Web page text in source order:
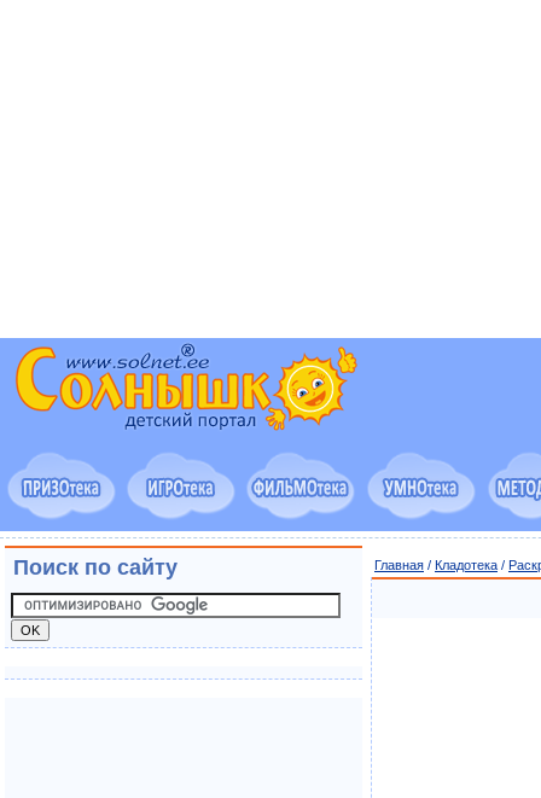
Главная / Кладотека /
Поиск по сайту